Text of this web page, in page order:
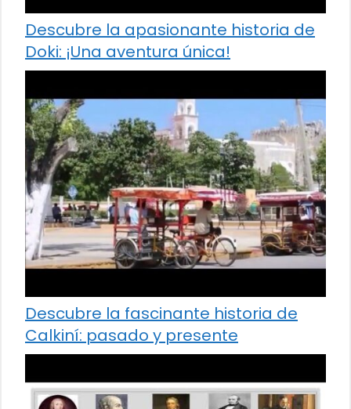
Descubre la apasionante historia de
Doki: ¡Una aventura única!
Descubre la fascinante historia de
Calkiní: pasado y presente